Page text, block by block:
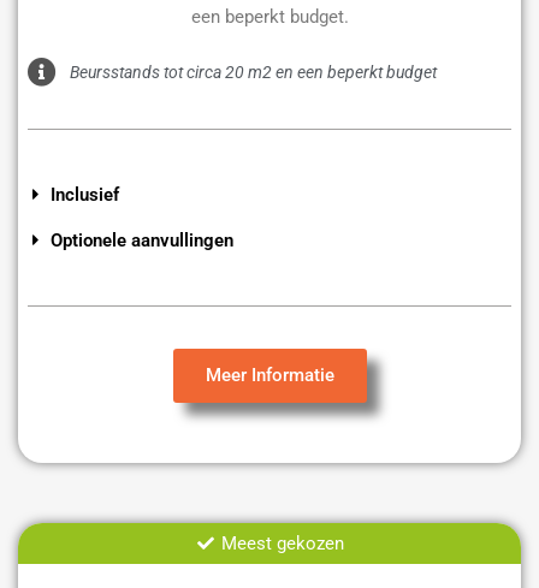
een beperkt budget.
Beursstands tot circa 20 m2 en een beperkt budget
Inclusief
Optionele aanvullingen
Meer Informatie
Meest gekozen